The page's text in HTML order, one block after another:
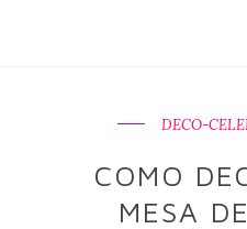
DECO-
COMO
MESA